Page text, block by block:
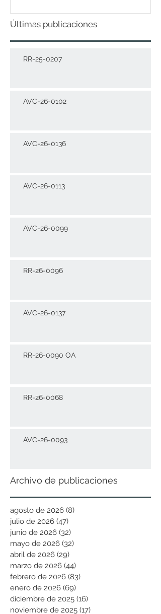
Últimas publicaciones
RR-25-0207
AVC-26-0102
AVC-26-0136
AVC-26-0113
AVC-26-0099
RR-26-0096
AVC-26-0137
RR-26-0090 OA
RR-26-0068
AVC-26-0093
Archivo de publicaciones
agosto de 2026 (8)
julio de 2026 (47)
junio de 2026 (32)
mayo de 2026 (32)
abril de 2026 (29)
marzo de 2026 (44)
febrero de 2026 (83)
enero de 2026 (69)
diciembre de 2025 (16)
noviembre de 2025 (17)